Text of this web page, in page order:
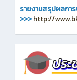
รายงานสรุปผลการ
>>>http://